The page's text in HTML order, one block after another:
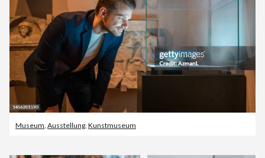
Museum, Ausstellung, Kunstmuseum